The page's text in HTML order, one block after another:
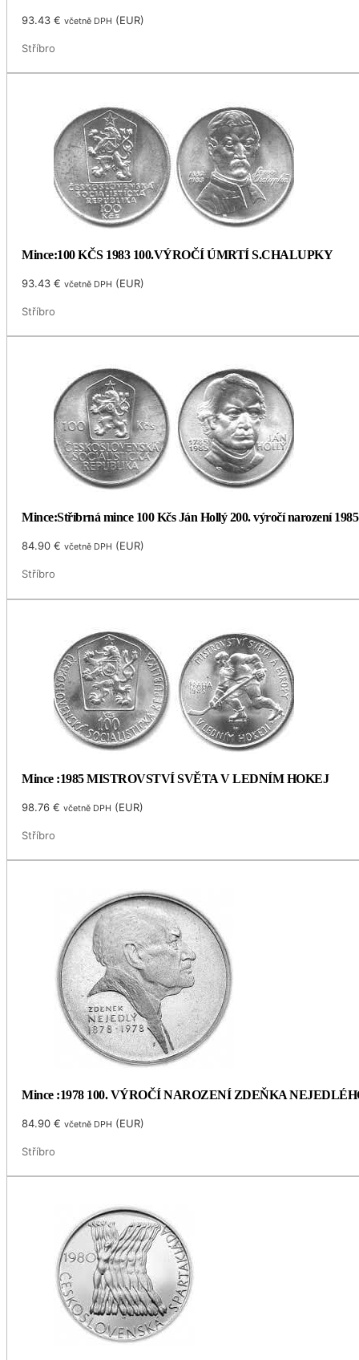
93.43€ včetně DPH (EUR)
Stříbro
Mince:100 KČS 1983 100.VÝROČÍ ÚMRTÍ S.CHALUPKY
93.43€ včetně DPH (EUR)
Stříbro
Mince:Stříbrná mince 100 Kčs Ján Hollý 200. výročí narození 1985
84.90€ včetně DPH (EUR)
Stříbro
Mince :1985 MISTROVSTVÍ SVĚTA V LEDNÍM HOKEJ
98.76€ včetně DPH (EUR)
Stříbro
Mince :1978 100. VÝROČÍ NAROZENÍ ZDEŇKA
84.90€ včetně DPH (EUR)
Stříbro